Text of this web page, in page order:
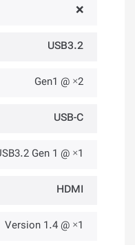
❌
USB3.2
2× @ Gen1
USB-C
1× @ USB3.2 Gen 1
HDMI
1× @ Version 1.4